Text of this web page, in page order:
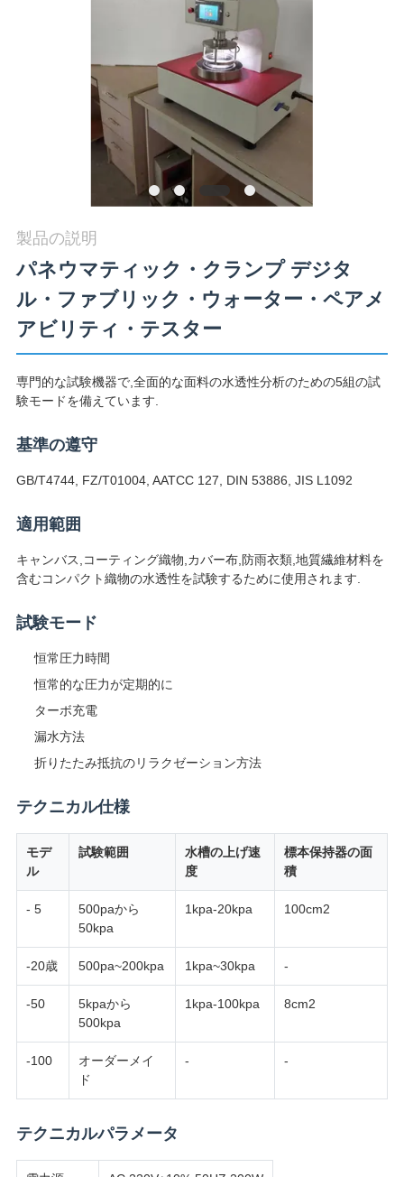
私
達
に
連
絡
な
い
ュ
引
用
を
要
求
し
な
い
SHOW
製品の説明
パネウマティック・クランプ デジタ
ル・ファブリック・ウォーター・ペアメ
アビリティ・テスター
専門的な試験機器で,全面的な面料の水透性分析のための5組の試
験モードを備えています.
基準の遵守
GB/T4744, FZ/T01004, AATCC 127, DIN 53886, JIS L1092
適用範囲
キャンバス,コーティング織物,カバー布,防雨衣類,地質繊維材料を
含むコンパクト織物の水透性を試験するために使用されます.
試験モード
恒常圧力時間
恒常的な圧力が定期的に
ターボ充電
漏水方法
折りたたみ抵抗のリラクゼーション方法
テクニカル仕様
モデ
ル
試験範囲
水槽の上げ速
度
標本保持器の面
積
- 5
500paから
50kpa
1kpa-20kpa 100cm2
-20歳 500pa~200kpa 1kpa~30kpa -
-50
5kpaから
500kpa
1kpa-100kpa 8cm2
-100
オーダーメイ
ド
- -
テクニカルパラメータ